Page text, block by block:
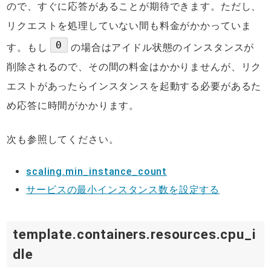
ので、すぐに応答があることが期待できます。ただし、
リクエストを処理していない間も料金がかかっていま
す。もし
0
の場合はアイドル状態のインスタンスが
削除されるので、その間の料金はかかりませんが、リク
エストがあったらインスタンスを起動する必要があるた
め応答に時間がかかります。
次も参照してください。
scaling.min_instance_count
サービスの最小インスタンス数を設定する
template.containers.resources.cpu_i
dle